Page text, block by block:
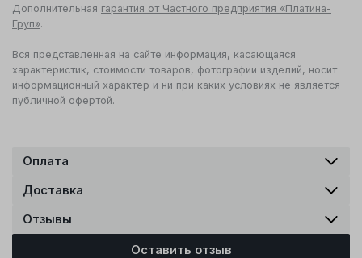
Дополнительная гарантия от Частного предприятия «Платина-
Груп».
Вся представленная на сайте информация, касающаяся
характеристик, стоимости товаров, фотографии изделий, носит
информационный характер и ни при каких условиях не является
публичной офертой.
Оплата
Доставка
Отзывы
Оставить отзыв